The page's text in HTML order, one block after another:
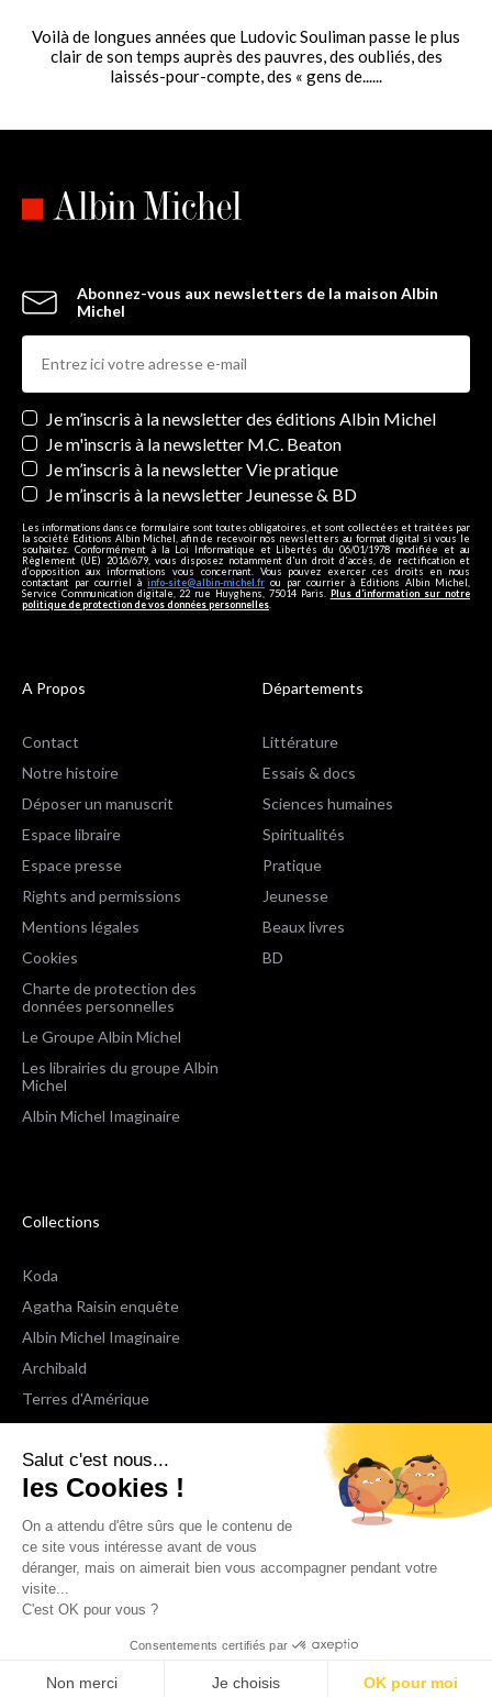
Salut c'est nous...
les Cookies !
On a attendu d'être sûrs que le contenu de
ce site vous intéresse avant de vous
déranger, mais on aimerait bien vous accompagner pendant votre
visite...
C'est OK pour vous ?
Consentements certifiés par
Non merci Je choisis OK pour moi
Voilà de longues années que Ludovic Souliman passe le plus
clair de son temps auprès des pauvres, des oubliés, des
laissés-pour-compte, des « gens de......
Abonnez-vous aux newsletters de la maison Albin
Michel
Newsletters
Je m’inscris à la newsletter des éditions Albin Michel
Je m'inscris à la newsletter M.C. Beaton
Je m’inscris à la newsletter Vie pratique
Je m’inscris à la newsletter Jeunesse & BD
Les informations dans ce formulaire sont toutes obligatoires, et sont collectées et traitées par
la société Editions Albin Michel, afin de recevoir nos newsletters au format digital si vous le
souhaitez. Conformément à la Loi Informatique et Libertés du 06/01/1978 modifiée et au
Règlement (UE) 2016/679, vous disposez notamment d'un droit d'accès, de rectification et
d’opposition aux informations vous concernant. Vous pouvez exercer ces droits en nous
contactant par courriel à info-site@albin-michel.fr ou par courrier à Editions Albin Michel,
Service Communication digitale, 22 rue Huyghens, 75014 Paris. Plus d’information sur notre
politique de protection de vos données personnelles
A Propos
Contact
Notre histoire
Déposer un manuscrit
Espace libraire
Espace presse
Rights and permissions
Mentions légales
Cookies
Charte de protection des
données personnelles
Le Groupe Albin Michel
Les librairies du groupe Albin
Michel
Albin Michel Imaginaire
Départements
Littérature
Essais & docs
Sciences humaines
Spiritualités
Pratique
Jeunesse
Beaux livres
BD
Collections
Koda
Agatha Raisin enquête
Albin Michel Imaginaire
Archibald
Terres d'Amérique
Espaces Libres Poche
NOX
Wiz
Voir toutes les collections
Nous suivre